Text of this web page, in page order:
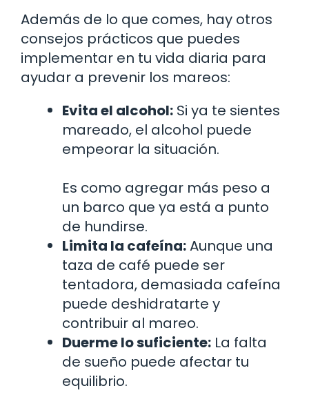
Además de lo que comes, hay otros
consejos prácticos que puedes
implementar en tu vida diaria para
ayudar a prevenir los mareos:
Evita el alcohol: Si ya te sientes
mareado, el alcohol puede
empeorar la situación.
Es como agregar más peso a
un barco que ya está a punto
de hundirse.
Limita la cafeína:Aunque una
taza de café puede ser
tentadora, demasiada cafeína
puede deshidratarte y
contribuir al mareo.
Duerme lo suficiente: La falta
de sueño puede afectar tu
equilibrio.